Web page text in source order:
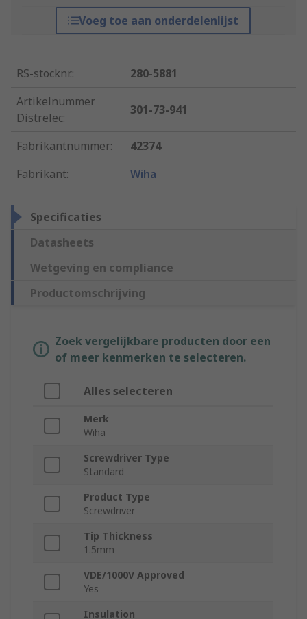
Voeg toe aan onderdelenlijst
RS-stocknr.:
280-5881
Artikelnummer
Distrelec:
301-73-941
Fabrikantnummer:
42374
Fabrikant: Wiha
Specificaties
Datasheets
Wetgeving en compliance
Productomschrijving
Zoek vergelijkbare producten door een
of meer kenmerken te selecteren.
Alles selecteren
Merk
Wiha
Screwdriver Type
Standard
Product Type
Screwdriver
Tip Thickness
1.5mm
VDE/1000V Approved
Yes
Insulation